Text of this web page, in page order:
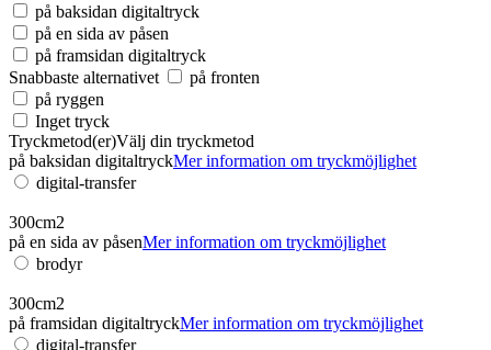
på baksidan digitaltryck
på en sida av påsen
på framsidan digitaltryck
Snabbaste alternativet
på fronten
på ryggen
Inget tryck
Tryckmetod(er)Välj din tryckmetod
på baksidan digitaltryckMer information om tryckmöjlighet
digital-transfer
300cm2
på en sida av påsenMer information om tryckmöjlighet
brodyr
300cm2
på framsidan digitaltryckMer information om tryckmöjlighet
digital-transfer